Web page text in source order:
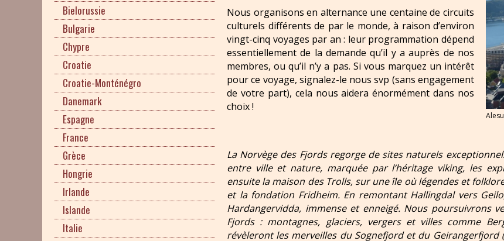
Bielorussie
Bulgarie
Chypre
Croatie
Croatie-Monténégro
Danemark
Espagne
France
Grèce
Hongrie
Irlande
Islande
Italie
Nous organisons en alternance une centaine de circuits
culturels différents de par le monde, à raison d’environ
vingt-cinq voyages par an : leur programmation dépend
essentiellement de la demande qu’il y a auprès de nos
membres, ou qu’il n’y a pas. Si vous marquez un intérêt
pour ce voyage, signalez-le nous svp (sans engagement
de votre part), cela nous aidera énormément dans nos
choix !
La Norvège des Fjords regorge de sites naturels
entre ville et nature, marquée par l’héritage viking, les
ensuite la maison des Trolls, sur une île où légendes et
et la fondation Fridheim. En remontant Hallingdal vers
Hardangervidda, immense et enneigé. Nous poursuivrons
Fjords : montagnes, glaciers, vergers et villes comme
révèleront les merveilles du Sognefjord et du Geirangerfjord